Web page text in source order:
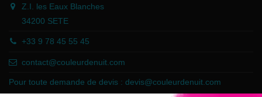
Z.I. les Eaux Blanches
34200 SETE
+33 9 78 45 55 45
contact@couleurdenuit.com
Pour toute demande de devis : devis@couleurdenuit.com